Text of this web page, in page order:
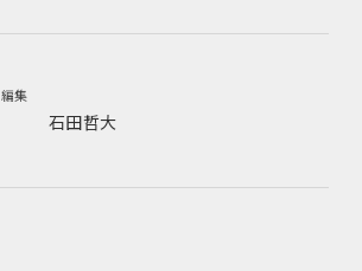
1986年生まれ、東京都武蔵野市出身。日本大学
ーランス。ライター／編集者として、執筆、編集
、企画、メディア運営、ブックライティング、モ
編集
石田哲大
編集者。国際基督教大学(ICU)卒、政治思想専攻。